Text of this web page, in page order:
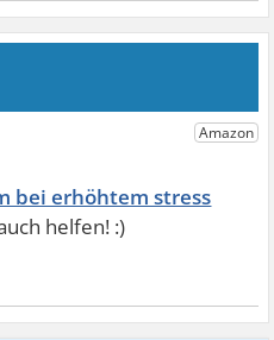
bei erhöhtem stress